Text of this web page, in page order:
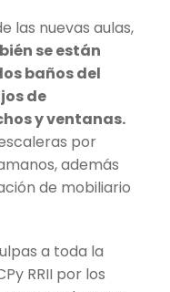
las nuevas aulas,
se están
baños del
de
y ventanas.
por
además
de mobiliario
a toda la
RRII por los